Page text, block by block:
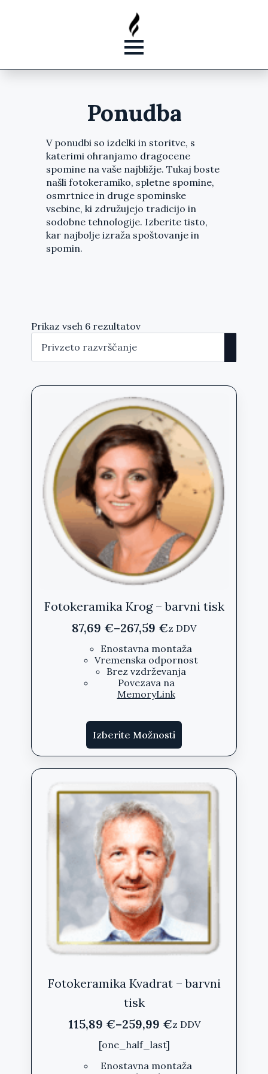
Ponudba
V ponudbi so izdelki in storitve, s
katerimi ohranjamo dragocene
spomine na vaše najbližje. Tukaj boste
našli fotokeramiko, spletne spomine,
osmrtnice in druge spominske
vsebine, ki združujejo tradicijo in
sodobne tehnologije. Izberite tisto,
kar najbolje izraža spoštovanje in
spomin.
Prikaz vseh 6 rezultatov
Fotokeramika Krog – barvni tisk
87,69 €–267,59 €
Cenovni
razpon:
od
87,69 €
do
z DDV
Enostavna montaža
Vremenska odpornost
Brez vzdrževanja
Povezava na
MemoryLink
Izberite Možnosti
Ta
izdelek
ima
več
Možnosti
lahko
izberete
na
strani
izdelka
Fotokeramika Kvadrat – barvni
tisk
115,89 €–259,99 €
Cenovni
razpon:
z DDV
[one_half_last]
Enostavna montaža